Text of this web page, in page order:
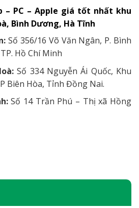
– PC – Apple giá tốt nhất khu
Bình Dương, Hà Tĩnh
Số 356/16 Võ Văn Ngân, P. Bình
Hồ Chí Minh
Số 334 Nguyễn Ái Quốc, Khu
Biên Hòa, Tỉnh Đồng Nai.
Số 14 Trần Phú – Thị xã Hồng